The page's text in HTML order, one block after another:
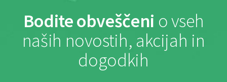
Bodite obveščeni o vseh
naših novostih, akcijah in
dogodkih